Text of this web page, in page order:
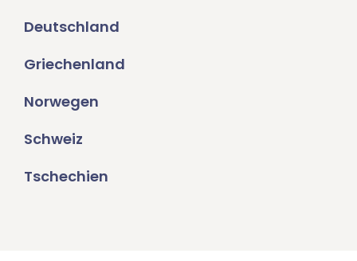
Deutschland
Griechenland
Norwegen
Schweiz
Tschechien